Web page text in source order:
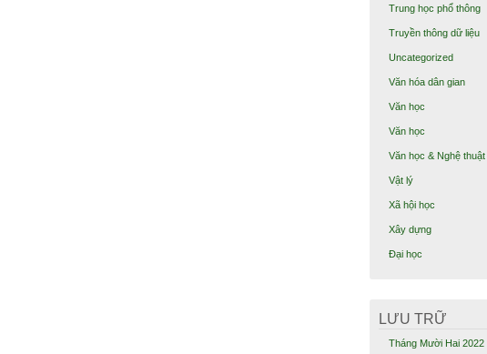
Trung học phổ thông
Truyền thông dữ liệu
Uncategorized
Văn hóa dân gian
Văn học
Văn học
Văn học & Nghệ thuật
Vật lý
Xã hội học
Xây dựng
Đại học
LƯU TRỮ
Tháng Mười Hai 2022